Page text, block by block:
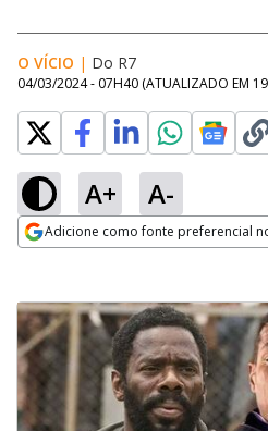
O VÍCIO | Do R7
04/03/2024 - 07H40 (ATUALIZADO EM
A+ A-
Adicione como fonte preferencial